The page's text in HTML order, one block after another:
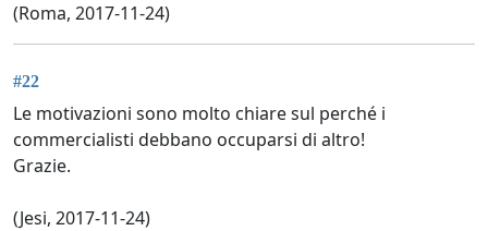
(Roma, 2017-11-24)
#22
Le motivazioni sono molto chiare sul perché i
commercialisti debbano occuparsi di altro!
Grazie.
(Jesi, 2017-11-24)